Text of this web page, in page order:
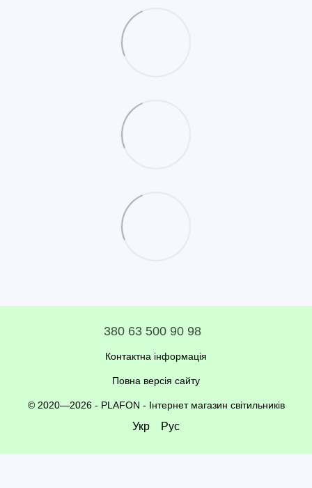
380 63 500 90 98
Контактна інформація
Повна версія сайту
© 2020—2026 - PLAFON - Інтернет магазин світильників
Укр Рус